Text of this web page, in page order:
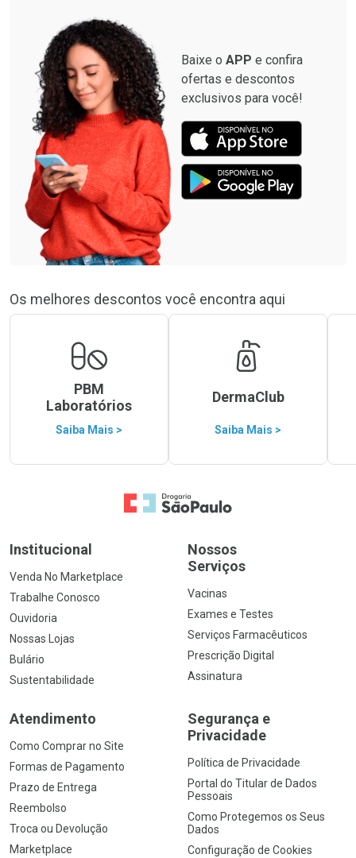
Baixe o APP e confira
ofertas e descontos
exclusivos para você!
Os melhores descontos você encontra aqui
PBM
Laboratórios
Saiba Mais >
DermaClub
Saiba Mais >
Ir para a Home
Institucional
Venda No Marketplace
Trabalhe Conosco
Ouvidoria
Nossas Lojas
Bulário
Sustentabilidade
Nossos
Serviços
Vacinas
Exames e Testes
Serviços Farmacêuticos
Prescrição Digital
Assinatura
Atendimento
Como Comprar no Site
Formas de Pagamento
Prazo de Entrega
Reembolso
Troca ou Devolução
Marketplace
Segurança e
Privacidade
Política de Privacidade
Portal do Titular de Dados
Pessoais
Como Protegemos os Seus
Dados
Configuração de Cookies